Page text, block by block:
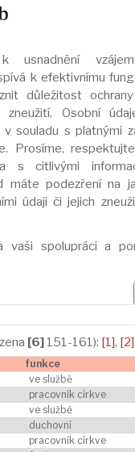
usnadnění
k efektivnímu
důležitost
zneužití. Osobní
v souladu s platnými
Prosíme,
s citlivými
máte podezření na
údaji či jejich
vaši spolupráci a
[6] 151-161): [1], [2],
funkce
ve službě
pracovník církve
ve službě
duchovní
pracovník církve